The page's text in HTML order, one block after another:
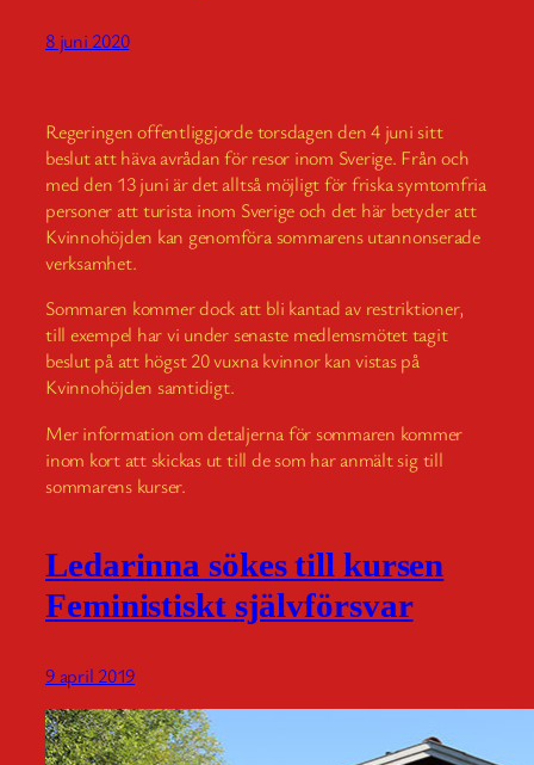
8 juni 2020
Regeringen offentliggjorde torsdagen den 4 juni sitt
beslut att häva avrådan för resor inom Sverige. Från och
med den 13 juni är det alltså möjligt för friska symtomfria
personer att turista inom Sverige och det här betyder att
Kvinnohöjden kan genomföra sommarens utannonserade
verksamhet.
Sommaren kommer dock att bli kantad av restriktioner,
till exempel har vi under senaste medlemsmötet tagit
beslut på att högst 20 vuxna kvinnor kan vistas på
Kvinnohöjden samtidigt.
Mer information om detaljerna för sommaren kommer
inom kort att skickas ut till de som har anmält sig till
sommarens kurser.
Ledarinna sökes till kursen
Feministiskt självförsvar
9 april 2019